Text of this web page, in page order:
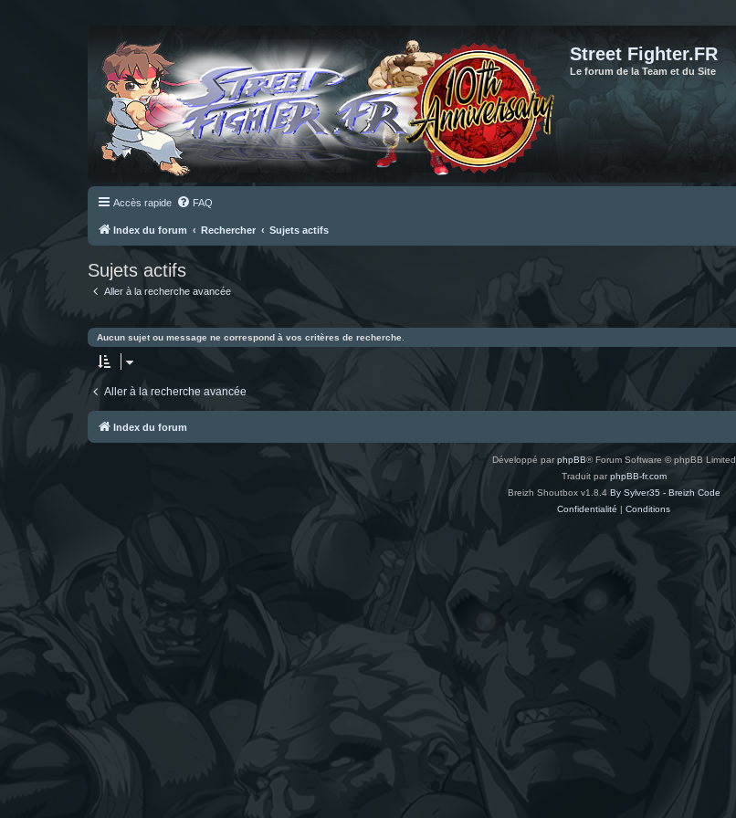
Street Fighter.FR
Le forum de la Team et du Site
Accès rapide FAQ
Index du forum Rechercher Sujets actifs
Sujets actifs
Aller à la recherche avancée
Aucun sujet ou message ne correspond à vos critères de recherche.
Aller à la recherche avancée
Index du forum
Développé parphpBB® Forum Software © phpBB Limited
Traduit parphpBB-fr.com
Breizh Shoutbox v1.8.4 By Sylver35 - Breizh Code
Confidentialité | Conditions